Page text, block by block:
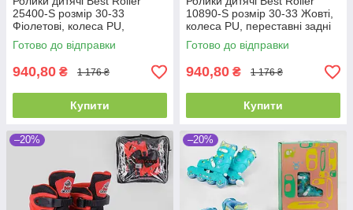
25400-S розмір 30-33
Фіолетові, колеса PU,
переставні задні колеса
Готово до відправки
940,80 ₴ 1 176 ₴
Купити
10890-S розмір 30-33 Жовті,
колеса PU, переставні задні
колеса
Готово до відправки
940,80 ₴ 1 176 ₴
Купити
–20% –20%